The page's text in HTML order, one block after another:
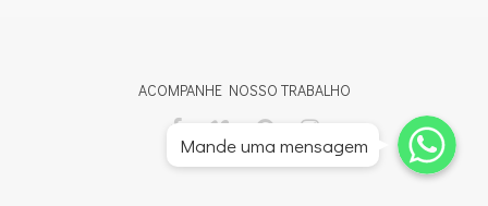
ACOMPANHE NOSSO TRABALHO
Whatsapp
Whatsapp
Whatsapp
Mande uma mensagem